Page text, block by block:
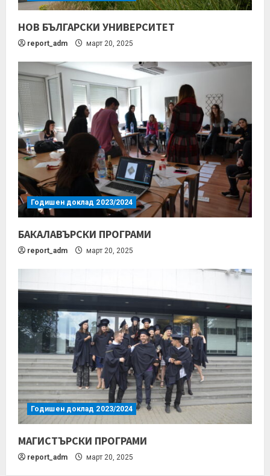
НОВ БЪЛГАРСКИ УНИВЕРСИТЕТ
report_adm март 20, 2025
Годишен доклад 2023/2024
БАКАЛАВЪРСКИ ПРОГРАМИ
report_adm март 20, 2025
Годишен доклад 2023/2024
МАГИСТЪРСКИ ПРОГРАМИ
report_adm март 20, 2025